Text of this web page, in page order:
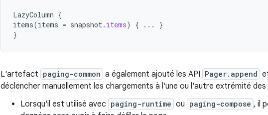
LazyColumn {
items(items = snapshot. items) { ...
}
}
L'artefact paging-common a également ajouté les API Pager.append
déclencher manuellement les chargements à l'une ou l'autre extrémité
Lorsqu'il est utilisé avec paging-runtime ou paging-compose , il